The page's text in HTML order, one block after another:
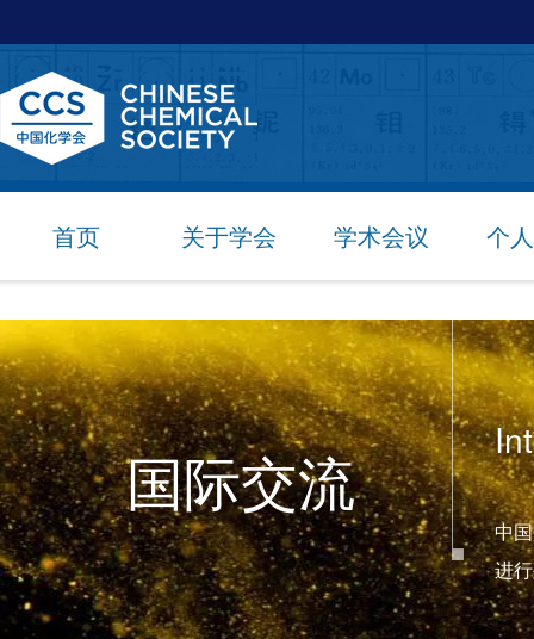
首页 关于学会 学术会议 个
国际交流
中
进